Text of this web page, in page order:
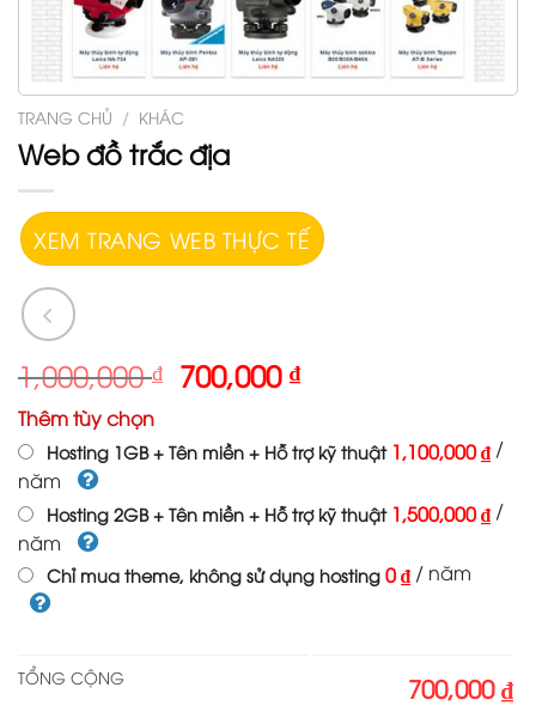
TRANG CHỦ / KHÁC
Web đồ trắc địa
XEM TRANG WEB THỰC TẾ
1,000,000₫ 700,000₫
Thêm tùy chọn
Hosting 1GB + Tên miền + Hỗ trợ kỹ thuật 1,100,000 ₫ /
năm
Hosting 2GB + Tên miền + Hỗ trợ kỹ thuật 1,500,000 ₫ /
năm
Chỉ mua theme, không sử dụng hosting 0 ₫ / năm
TỔNG CỘNG 700,000 ₫